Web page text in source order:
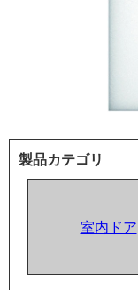
製品カテゴリ
室内ドア